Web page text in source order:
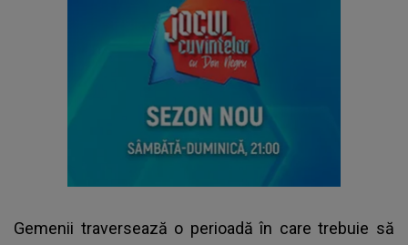
Gemenii traversează o perioadă în care trebuie să